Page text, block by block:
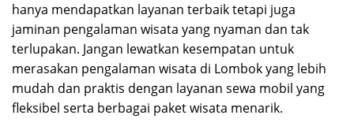
hanya mendapatkan layanan terbaik tetapi juga
jaminan pengalaman wisata yang nyaman dan tak
terlupakan. Jangan lewatkan kesempatan untuk
merasakan pengalaman wisata di Lombok yang lebih
mudah dan praktis dengan layanan sewa mobil yang
fleksibel serta berbagai paket wisata menarik.